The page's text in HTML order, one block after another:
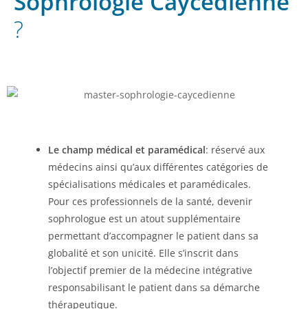
?
Le champ médical et paramédical: réservé aux
médecins ainsi qu’aux différentes catégories de
spécialisations médicales et paramédicales.
Pour ces professionnels de la santé, devenir
sophrologue est un atout supplémentaire
permettant d’accompagner le patient dans sa
globalité et son unicité. Elle s’inscrit dans
l’objectif premier de la médecine intégrative
responsabilisant le patient dans sa démarche
thérapeutique.